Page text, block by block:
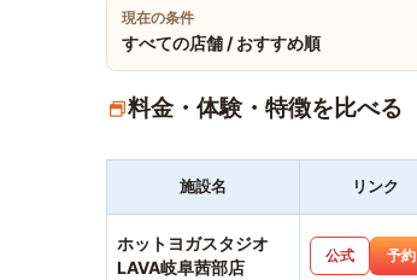
現在の条件
すべての店舗 / おすすめ順
料金・体験・特徴を比べる
施設名 リンク
ホットヨガスタジオ
LAVA岐阜茜部店
公式 予約